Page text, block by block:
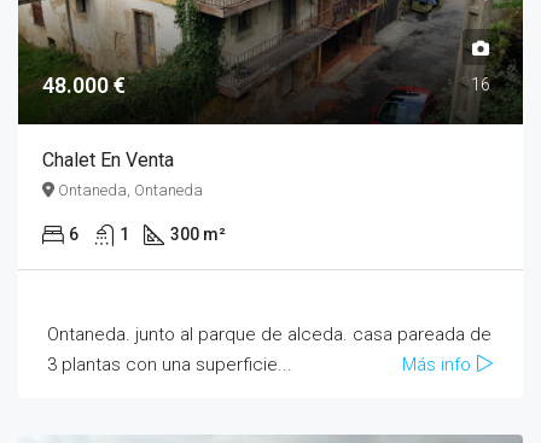
48.000 € 16
Chalet En Venta
Ontaneda, Ontaneda
6 1 300 m²
Ontaneda. junto al parque de alceda. casa pareada de
3 plantas con una superficie...
Más info